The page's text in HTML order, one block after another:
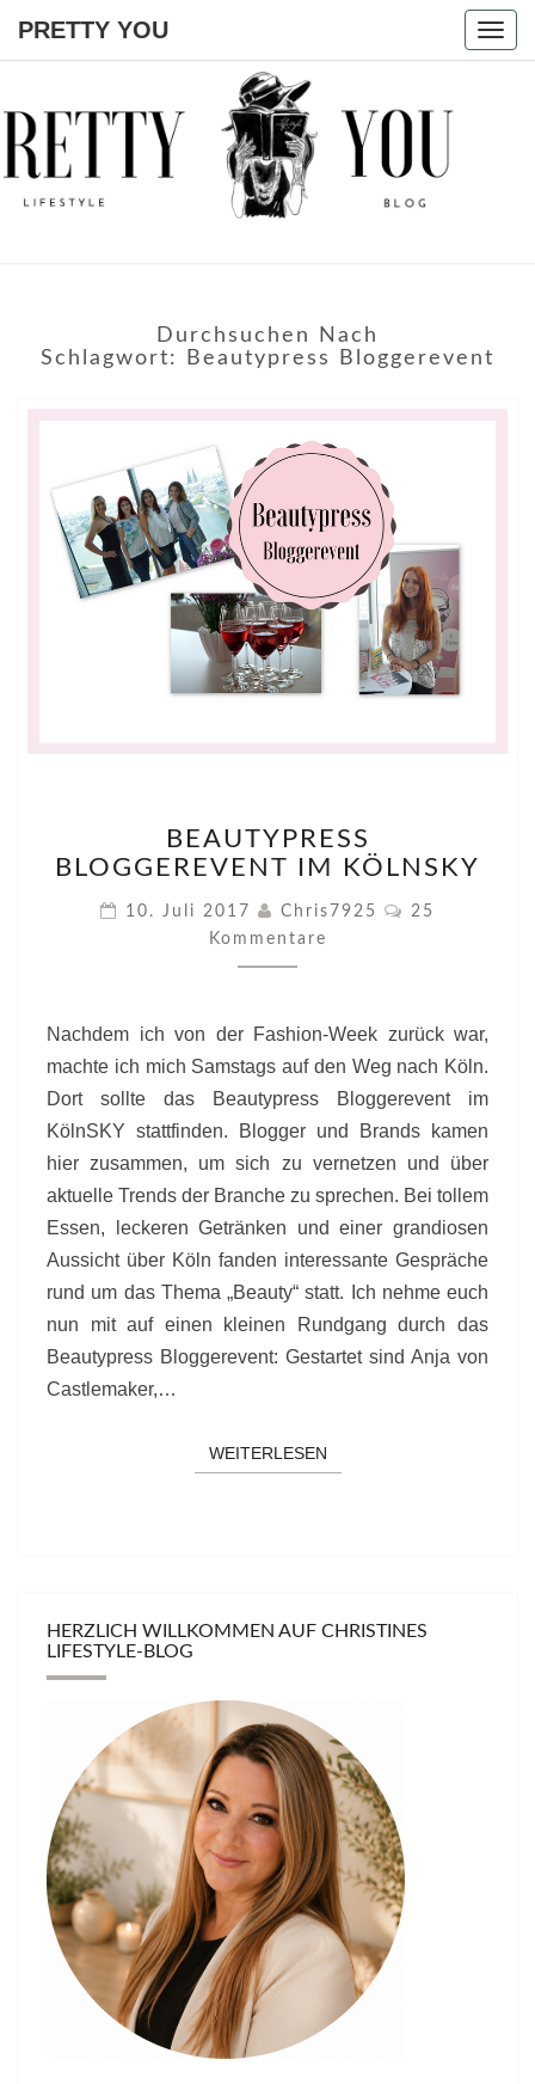
PRETTY YOU
PRETTY
Durchsuchen Nach
Schlagwort:
Beautypress Bloggerevent
BLOGGEREVENT
IM
BEAUTYPRESS
BLOGGEREVENT IM KÖLNSKY
10. Juli 2017 Chris7925 Kommentare
25
Kommentare
Nachdem ich von der Fashion-Week zurück war,
machte ich mich Samstags auf den Weg nach Köln.
Dort sollte das Beautypress Bloggerevent im
KölnSKY stattfinden. Blogger und Brands kamen
hier zusammen, um sich zu vernetzen und über
aktuelle Trends der Branche zu sprechen. Bei tollem
Essen, leckeren Getränken und einer grandiosen
Aussicht über Köln fanden interessante Gespräche
rund um das Thema „Beauty“ statt. Ich nehme euch
nun mit auf einen kleinen Rundgang durch das
Beautypress Bloggerevent: Gestartet sind Anja von
Castlemaker,…
WEITERLESENWEITERLESEN
HERZLICH WILLKOMMEN AUF CHRISTINES
LIFESTYLE-BLOG